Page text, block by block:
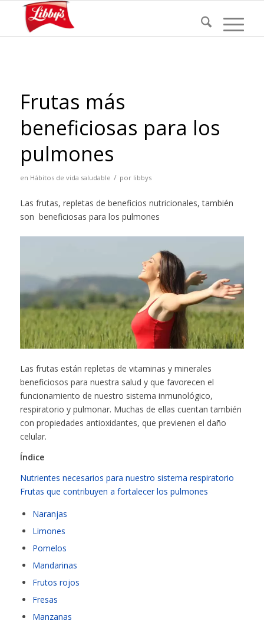
Frutas más
beneficiosas para los
pulmones
en Hábitos de vida saludable / por libbys
Las frutas, repletas de beneficios nutricionales, también
son beneficiosas para los pulmones
Las frutas están repletas de vitaminas y minerales
beneficiosos para nuestra salud y que favorecen el
funcionamiento de nuestro sistema inmunológico,
respiratorio y pulmonar. Muchas de ellas cuentan también
con propiedades antioxidantes, que previenen el daño
celular.
Índice
Nutrientes necesarios para nuestro sistema respiratorio
Frutas que contribuyen a fortalecer los pulmones
Naranjas
Limones
Pomelos
Mandarinas
Frutos rojos
Fresas
Manzanas